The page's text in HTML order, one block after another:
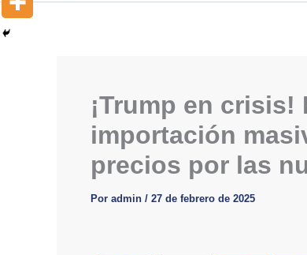
¡Trump en
importación
precios por las
Por admin / 27 de febrero de 2025